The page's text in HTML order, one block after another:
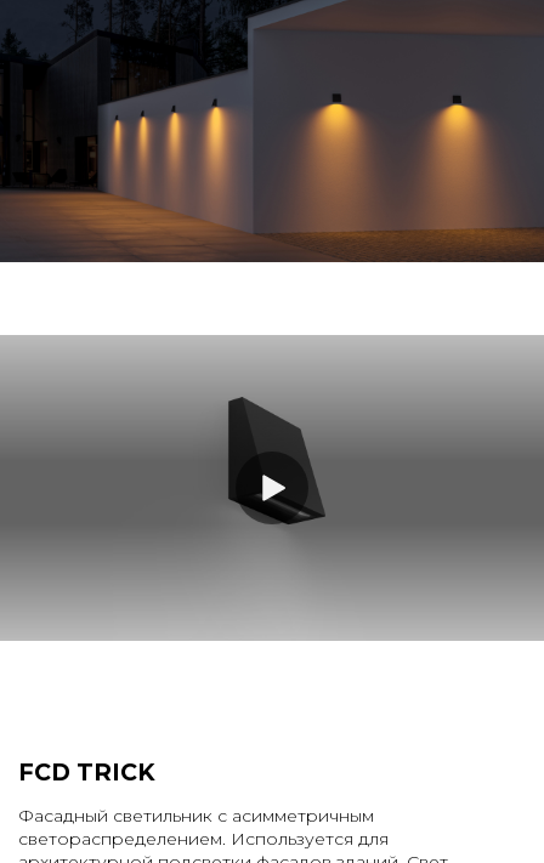
FCD TRICK
Фасадный светильник с асимметричным
светораспределением. Используется для